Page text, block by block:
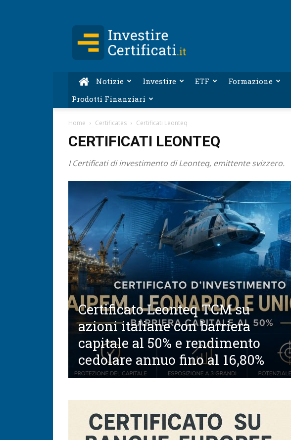
Certificati.it
Notizie Investire ETF Formazione
Prodotti Finanziari
Home Certificates Certificati Leonteq
CERTIFICATI LEONTEQ
I Certificati di investimento di Leonteq, emittente svizzero.
Certificato Leonteq TCM su
azioni italiane con barriera
capitale al 50% e rendimento
cedolare annuo fino al 16,80%